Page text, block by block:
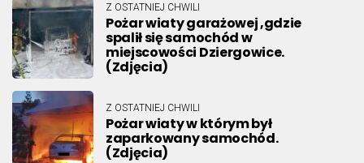
Z OSTATNIEJ CHWILI
Pożar wiaty garażowej ,gdzie
spalił się samochód w
miejscowości Dziergowice.
(Zdjęcia)
Z OSTATNIEJ CHWILI
Pożar wiaty w którym był
zaparkowany samochód.
(Zdjęcia)